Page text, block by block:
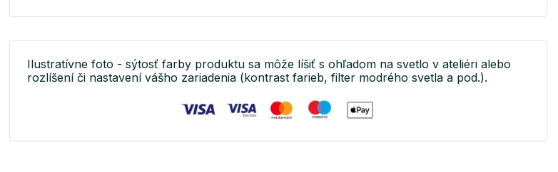
Ilustratívne foto - sýtosť farby produktu sa môže líšiť s ohľadom na svetlo v ateliéri alebo
rozlíšení či nastavení vášho zariadenia (kontrast farieb, filter modrého svetla a pod.).